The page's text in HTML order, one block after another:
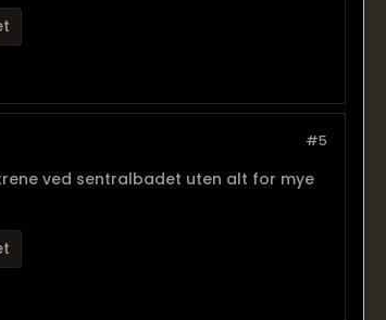
#5
ved sentralbadet uten alt for mye